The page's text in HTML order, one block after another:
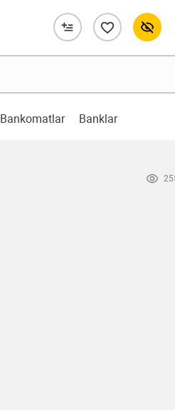
Bankomatlar Banklar